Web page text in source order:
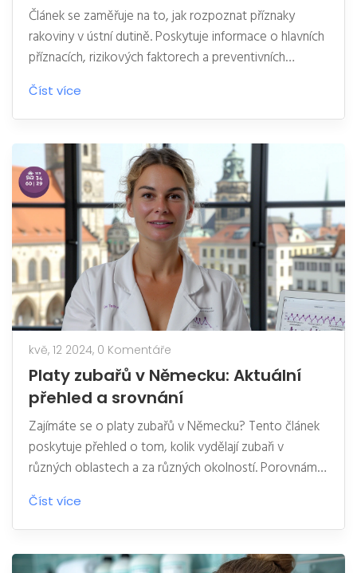
Článek se zaměřuje na to, jak rozpoznat příznaky
rakoviny v ústní dutině. Poskytuje informace o hlavních
příznacích, rizikových faktorech a preventivních
opatřeních, které mohou snížit riziko vzniku tohoto
onemocnění. Praktické tipy a zajímavosti pomohou
čtenářům lépe pochopit, jak se chránit a kdy vyhledat
odbornou pomoc.
Číst více
kvě, 12 2024, 0 Komentáře
Platy zubařů v Německu: Aktuální
přehled a srovnání
Zajímáte se o platy zubařů v Německu? Tento článek
poskytuje přehled o tom, kolik vydělají zubaři v
různých oblastech a za různých okolností. Porovnáme
také platy s jinými zeměmi a objasníme, jaké faktory
ovlivňují výši příjmu. Naleznete zde také užitečné tipy
pro zubaře, kteří uvažují o práci v Německu.
Číst více